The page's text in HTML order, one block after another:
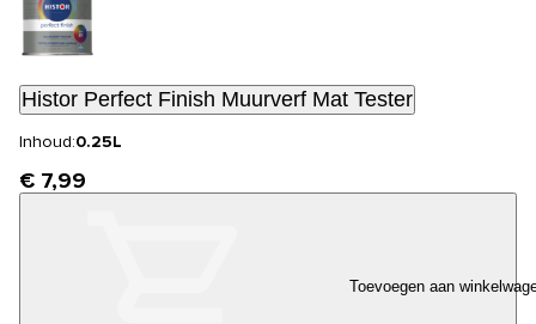
Histor Perfect Finish Muurverf Mat Tester
Inhoud:0.25L
€ 7,99
Toevoegen aan